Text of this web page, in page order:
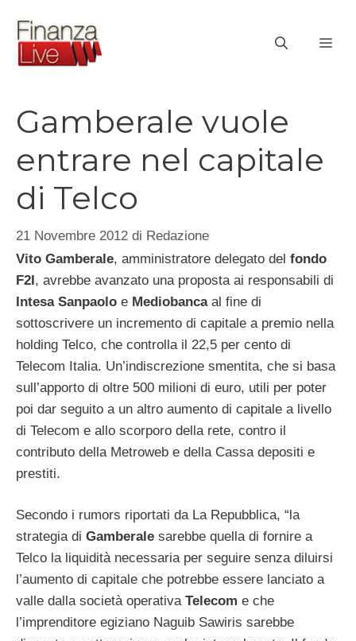
contenuto
Gamberale vuole
entrare nel capitale
di Telco
21 Novembre 2012 di Redazione
Vito Gamberale, amministratore delegato del fondo
F2I, avrebbe avanzato una proposta ai responsabili di
Intesa Sanpaolo e Mediobancaal fine di
sottoscrivere un incremento di capitale a premio nella
holding Telco, che controlla il 22,5 per cento di
Telecom Italia. Un’indiscrezione smentita, che si basa
sull’apporto di oltre 500 milioni di euro, utili per poter
poi dar seguito a un altro aumento di capitale a livello
di Telecom e allo scorporo della rete, contro il
contributo della Metroweb e della Cassa depositi e
prestiti.
Secondo i rumors riportati da La Repubblica, “la
strategia di Gamberale sarebbe quella di fornire a
Telco la liquidità necessaria per seguire senza diluirsi
l’aumento di capitale che potrebbe essere lanciato a
valle dalla società operativa Telecom e che
l’imprenditore egiziano Naguib Sawiris sarebbe